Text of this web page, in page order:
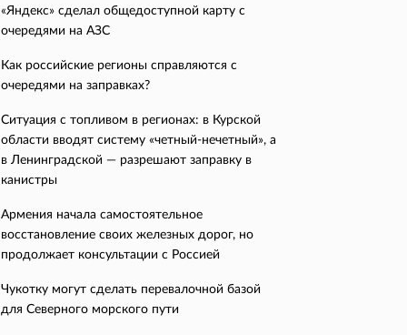
«Яндекс» сделал общедоступной карту с
очередями на АЗС
Как российские регионы справляются с
очередями на заправках?
Ситуация с топливом в регионах: в Курской
области вводят систему «четный-нечетный», а
в Ленинградской — разрешают заправку в
канистры
Армения начала самостоятельное
восстановление своих железных дорог, но
продолжает консультации с Россией
Чукотку могут сделать перевалочной базой
для Северного морского пути